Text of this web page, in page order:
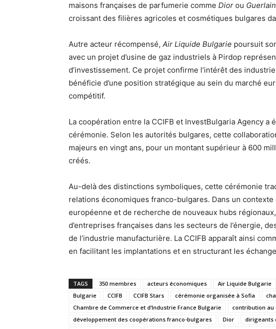
maisons françaises de parfumerie comme Dior ou Guerlain
croissant des filières agricoles et cosmétiques bulgares
Autre acteur récompensé, Air Liquide Bulgarie poursuit
avec un projet d’usine de gaz industriels à Pirdop
d’investissement. Ce projet confirme l’intérêt des
bénéficie d’une position stratégique au sein du marché
compétitif.
La coopération entre la CCIFB et InvestBulgaria Agency a
cérémonie. Selon les autorités bulgares, cette
majeurs en vingt ans, pour un montant supérieur à 600
créés.
Au-delà des distinctions symboliques, cette cérémonie
relations économiques franco-bulgares. Dans un
européenne et de recherche de nouveaux hubs
d’entreprises françaises dans les secteurs de l’énergie,
de l’industrie manufacturière. La CCIFB apparaît ainsi
en facilitant les implantations et en structurant les
TAGS 350 membres acteurs économiques Air Liquide Bulgarie
Bulgarie
CCIFB CCIFB Stars cérémonie organisée à Sofia
Chambre de Commerce et d’Industrie France Bulgarie
contribution au
développement des coopérations franco-bulgares
Dior dirigeants